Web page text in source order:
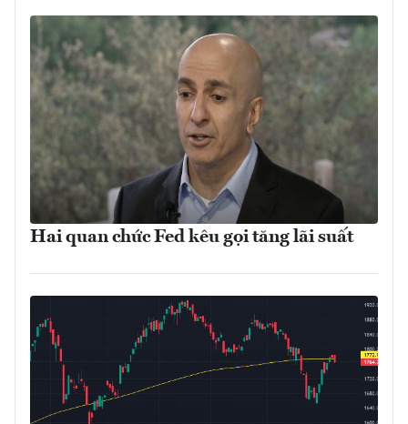
Hai quan chức Fed kêu gọi tăng lãi suất